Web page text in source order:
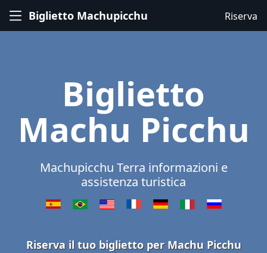
Biglietto Machupicchu Riserva
Biglietto
Machu Picchu
Machupicchu Terra informazioni e
assistenza turistica
Riserva il tuo biglietto per Machu Picchu